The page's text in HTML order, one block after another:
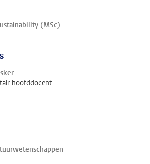
(MSc)
hoofddocent